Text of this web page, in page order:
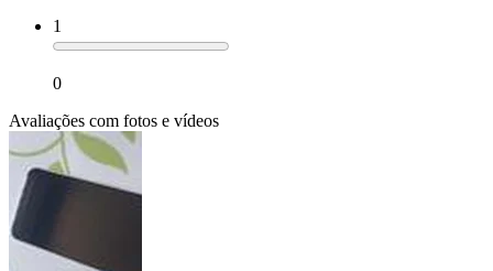
1
0
Avaliações com fotos e vídeos